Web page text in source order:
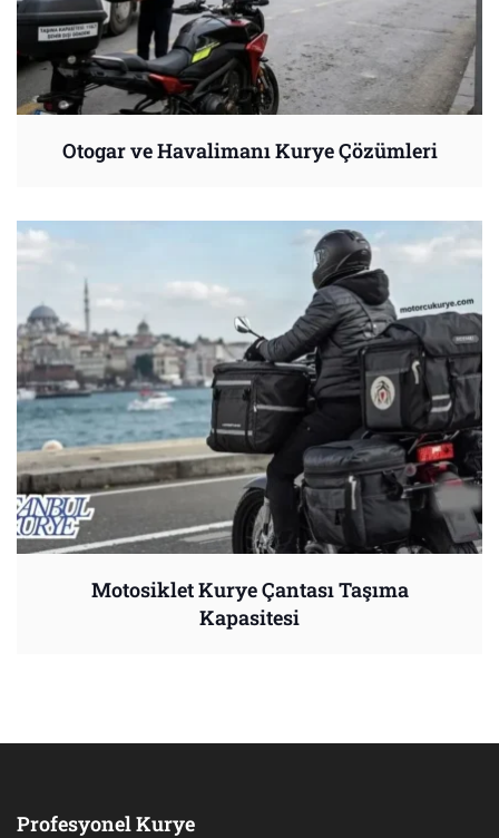
Otogar ve Havalimanı Kurye Çözümleri
Motosiklet Kurye Çantası Taşıma
Kapasitesi
Profesyonel Kurye